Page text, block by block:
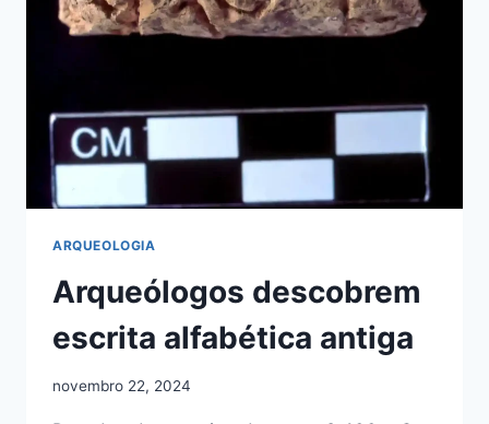
UMA
MULHER?
ARQUEOLOGIA
Arqueólogos descobrem
escrita alfabética antiga
novembro 22, 2024